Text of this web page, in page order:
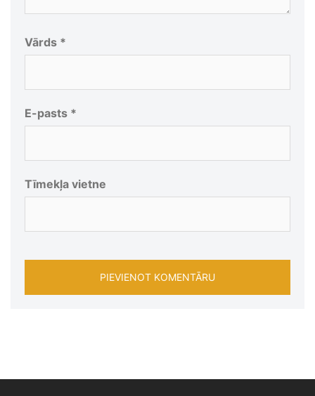
Vārds *
E-pasts *
Tīmekļa vietne